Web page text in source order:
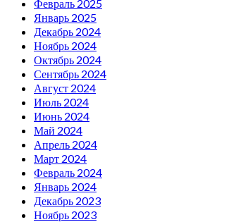
Февраль 2025
Январь 2025
Декабрь 2024
Ноябрь 2024
Октябрь 2024
Сентябрь 2024
Август 2024
Июль 2024
Июнь 2024
Май 2024
Апрель 2024
Март 2024
Февраль 2024
Январь 2024
Декабрь 2023
Ноябрь 2023